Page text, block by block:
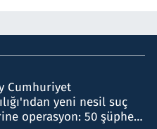
Cumhuriyet
yeni nesil suç
operasyon: 50 şüpheli